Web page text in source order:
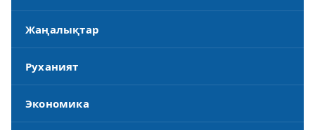
Жаңалықтар
Руханият
Экономика